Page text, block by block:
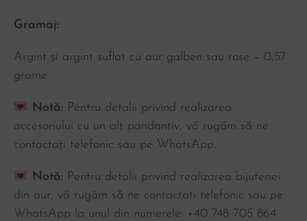
Gramaj:
Argint și argint suflat cu aur galben sau rose – 0,57
grame
Notă: Pentru detalii privind realizarea
accesoriului cu un alt pandantiv, vă rugăm să ne
contactați telefonic sau pe WhatsApp.
Notă: Pentru detalii privind realizarea bijuteriei
din aur, vă rugăm să ne contactați telefonic sau pe
WhatsApp la unul din numerele: +40 748 705 864